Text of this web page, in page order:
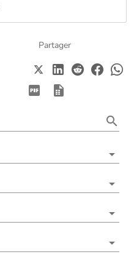
Partager